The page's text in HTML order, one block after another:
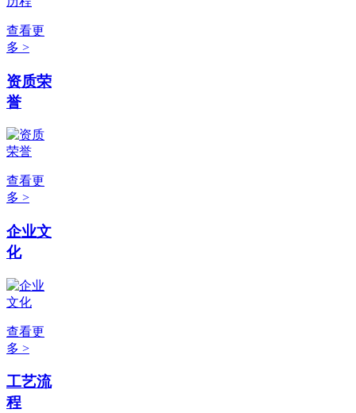
查看更
多 >
资质荣
誉
查看更
多 >
企业文
化
查看更
多 >
工艺流
程